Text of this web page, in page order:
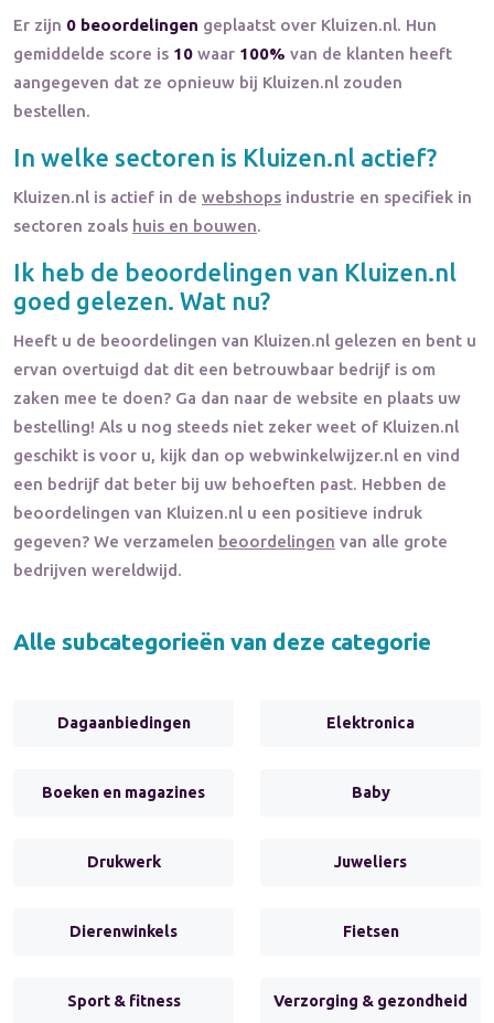
Er zijn 0 beoordelingen geplaatst over Kluizen.nl. Hun
gemiddelde score is 10 waar 100% van de klanten heeft
aangegeven dat ze opnieuw bij Kluizen.nl zouden
bestellen.
In welke sectoren is Kluizen.nl actief?
Kluizen.nl is actief in de webshops industrie en specifiek in
sectoren zoals huis en bouwen.
Ik heb de beoordelingen van Kluizen.nl
goed gelezen. Wat nu?
Heeft u de beoordelingen van Kluizen.nl gelezen en bent u
ervan overtuigd dat dit een betrouwbaar bedrijf is om
zaken mee te doen? Ga dan naar de website en plaats uw
bestelling! Als u nog steeds niet zeker weet of Kluizen.nl
geschikt is voor u, kijk dan op webwinkelwijzer.nl en vind
een bedrijf dat beter bij uw behoeften past. Hebben de
beoordelingen van Kluizen.nl u een positieve indruk
gegeven? We verzamelen beoordelingen van alle grote
bedrijven wereldwijd.
Alle subcategorieën van deze categorie
Dagaanbiedingen Elektronica
Boeken en magazines Baby
Drukwerk Juweliers
Dierenwinkels Fietsen
Sport & fitness Verzorging & gezondheid